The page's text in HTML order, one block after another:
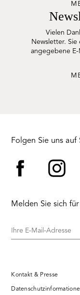
Vielen
Newsletter.
angegebene
Folgen Sie uns auf
Melden Sie sich
Ihre
Kontakt & Presse